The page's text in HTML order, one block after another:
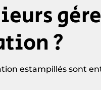
?
estampillés sont